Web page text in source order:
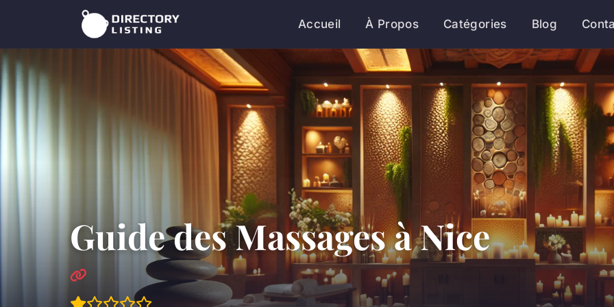
Accueil À Propos Catégories Blog
Guide des Massages à Nice